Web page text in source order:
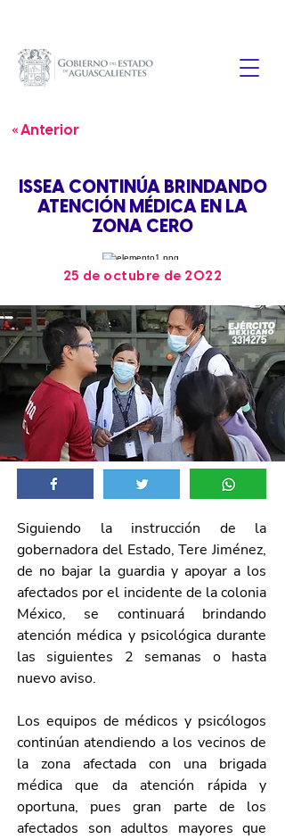
« Anterior
ISSEA CONTINÚA BRINDANDO
ATENCIÓN MÉDICA EN LA
ZONA CERO
25 de octubre de 2022
Siguiendo la instrucción de la
gobernadora del Estado, Tere Jiménez,
de no bajar la guardia y apoyar a los
afectados por el incidente de la colonia
México, se continuará brindando
atención médica y psicológica durante
las siguientes 2 semanas o hasta
nuevo aviso.
Los equipos de médicos y psicólogos
continúan atendiendo a los vecinos de
la zona afectada con una brigada
médica que da atención rápida y
oportuna, pues gran parte de los
afectados son adultos mayores que